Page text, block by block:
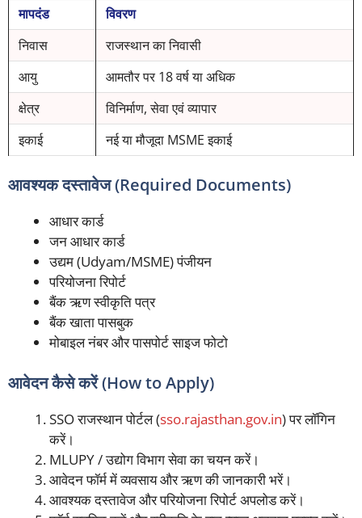
मापदंड
विवरण
निवास
राजस्थान का निवासी
आयु
आमतौर पर 18 वर्ष या अधिक
क्षेत्र
विनिर्माण, सेवा एवं व्यापार
इकाई
नई या मौजूदा MSME इकाई
आवश्यक दस्तावेज (Required Documents)
आधार कार्ड
जन आधार कार्ड
उद्यम (Udyam/MSME) पंजीयन
परियोजना रिपोर्ट
बैंक ऋण स्वीकृति पत्र
बैंक खाता पासबुक
मोबाइल नंबर और पासपोर्ट साइज फोटो
आवेदन कैसे करें (How to Apply)
SSO राजस्थान पोर्टल (sso.rajasthan.gov.in) पर लॉगिन
करें।
MLUPY / उद्योग विभाग सेवा का चयन करें।
आवेदन फॉर्म में व्यवसाय और ऋण की जानकारी भरें।
आवश्यक दस्तावेज और परियोजना रिपोर्ट अपलोड करें।